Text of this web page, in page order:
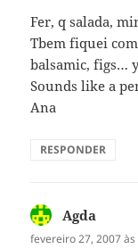
Fer, q salada,
Tbem fiquei
balsamic, figs…
Sounds like a
Ana
RESPONDER
Agda
fevereiro 27, 2007